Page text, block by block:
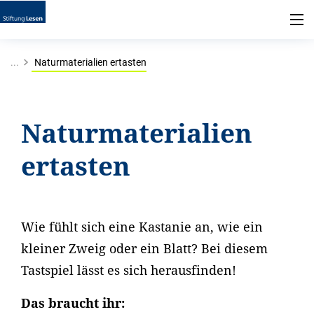
... Naturmaterialien ertasten
Naturmaterialien
ertasten
Wie fühlt sich eine Kastanie an, wie ein
kleiner Zweig oder ein Blatt? Bei diesem
Tastspiel lässt es sich herausfinden!
Das braucht ihr: